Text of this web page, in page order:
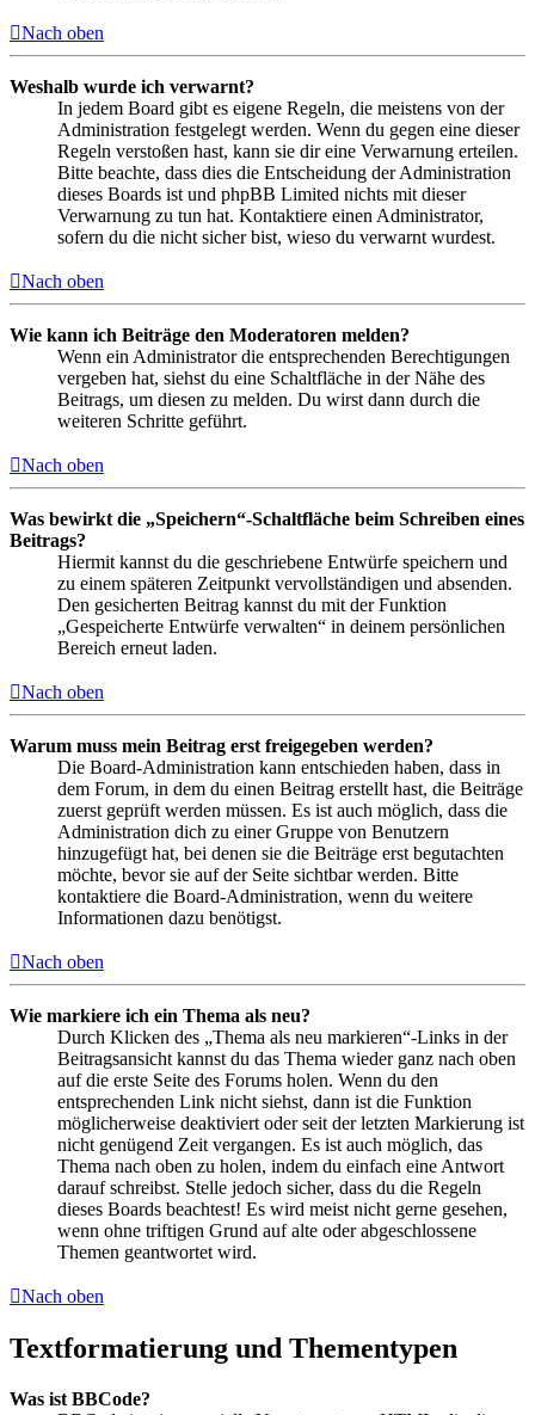
Nach oben
Weshalb wurde ich verwarnt?
In jedem Board gibt es eigene Regeln, die meistens von der
Administration festgelegt werden. Wenn du gegen eine dieser
Regeln verstoßen hast, kann sie dir eine Verwarnung erteilen.
Bitte beachte, dass dies die Entscheidung der Administration
dieses Boards ist und phpBB Limited nichts mit dieser
Verwarnung zu tun hat. Kontaktiere einen Administrator,
sofern du die nicht sicher bist, wieso du verwarnt wurdest.
Nach oben
Wie kann ich Beiträge den Moderatoren melden?
Wenn ein Administrator die entsprechenden Berechtigungen
vergeben hat, siehst du eine Schaltfläche in der Nähe des
Beitrags, um diesen zu melden. Du wirst dann durch die
weiteren Schritte geführt.
Nach oben
Was bewirkt die „Speichern“-Schaltfläche beim Schreiben eines
Beitrags?
Hiermit kannst du die geschriebene Entwürfe speichern und
zu einem späteren Zeitpunkt vervollständigen und absenden.
Den gesicherten Beitrag kannst du mit der Funktion
„Gespeicherte Entwürfe verwalten“ in deinem persönlichen
Bereich erneut laden.
Nach oben
Warum muss mein Beitrag erst freigegeben werden?
Die Board-Administration kann entschieden haben, dass in
dem Forum, in dem du einen Beitrag erstellt hast, die Beiträge
zuerst geprüft werden müssen. Es ist auch möglich, dass die
Administration dich zu einer Gruppe von Benutzern
hinzugefügt hat, bei denen sie die Beiträge erst begutachten
möchte, bevor sie auf der Seite sichtbar werden. Bitte
kontaktiere die Board-Administration, wenn du weitere
Informationen dazu benötigst.
Nach oben
Wie markiere ich ein Thema als neu?
Durch Klicken des „Thema als neu markieren“-Links in der
Beitragsansicht kannst du das Thema wieder ganz nach oben
auf die erste Seite des Forums holen. Wenn du den
entsprechenden Link nicht siehst, dann ist die Funktion
möglicherweise deaktiviert oder seit der letzten Markierung ist
nicht genügend Zeit vergangen. Es ist auch möglich, das
Thema nach oben zu holen, indem du einfach eine Antwort
darauf schreibst. Stelle jedoch sicher, dass du die Regeln
dieses Boards beachtest! Es wird meist nicht gerne gesehen,
wenn ohne triftigen Grund auf alte oder abgeschlossene
Themen geantwortet wird.
Nach oben
Textformatierung und Thementypen
Was ist BBCode?